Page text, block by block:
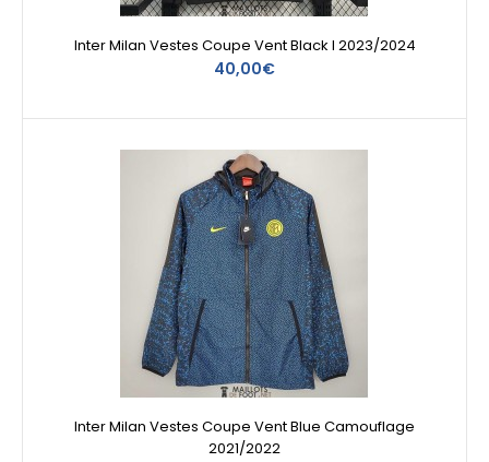
Inter Milan Vestes Coupe Vent Black I 2023/2024
40,00€
Inter Milan Vestes Coupe Vent Blue Camouflage
2021/2022